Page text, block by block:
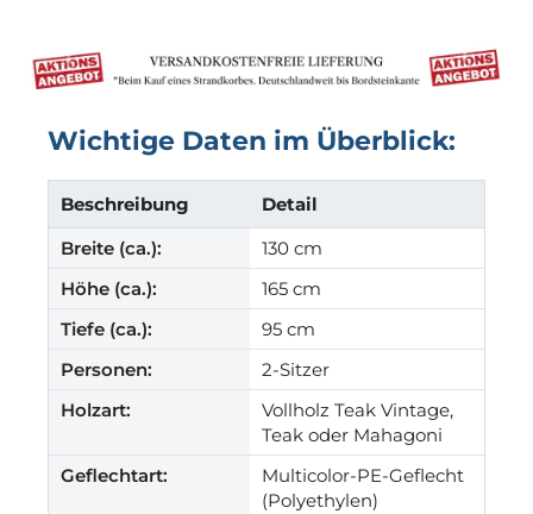
Wichtige Daten im Überblick:
Beschreibung
Detail
Breite (ca.):
130 cm
Höhe (ca.):
165 cm
Tiefe (ca.):
95 cm
Personen:
2-Sitzer
Holzart:
Vollholz Teak Vintage,
Teak oder Mahagoni
Geflechtart:
Multicolor-PE-Geflecht
(Polyethylen)